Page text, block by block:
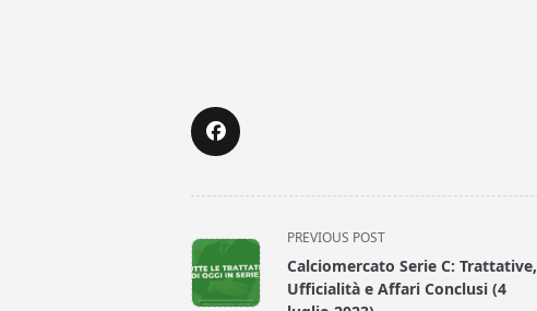
<span
class="nav-
subtitle
PREVIOUS POST
Calciomercato Serie C: Trattative,
Ufficialità e Affari Conclusi (4